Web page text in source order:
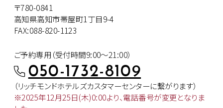
〒780-0841
高知県高知市帯屋町1丁目9-4
FAX:088-820-1123
ご予約専用（受付時間9:00～21:00）
050-1732-8109
（リッチモンドホテルズカスタマーセンターに繋がります）
※2025年12月25日(木)0:00より、電話番号が変更となりま